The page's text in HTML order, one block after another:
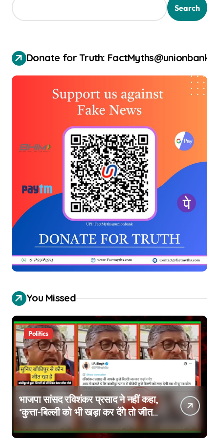
Search
Donate for Truth: FactMyths@unionbank
You Missed
Politics
भाजपा सांसद रविशंकर प्रसाद ने नहीं कहा,
‘कुत्ता-बिल्ली को भी खड़ा कर देंगे तो जीत
जाएंगे’, वायरल वीडियो एडिटेड है